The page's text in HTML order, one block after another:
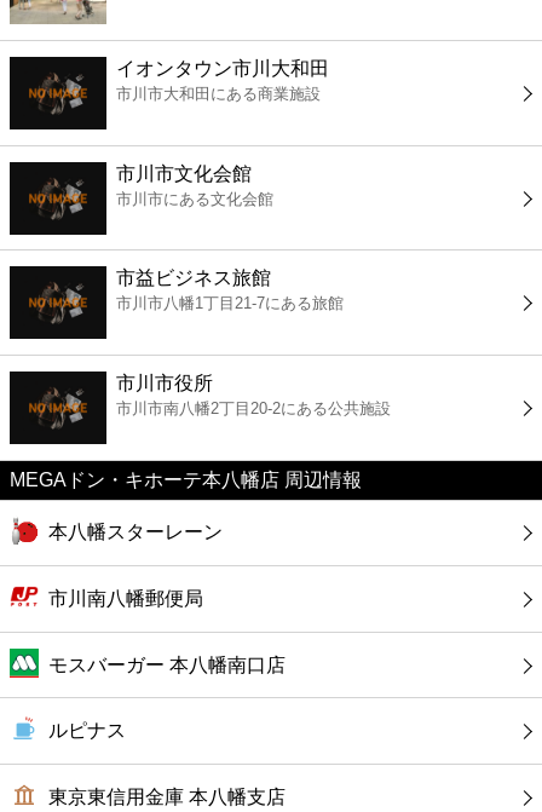
スーパー
エンタメ
レジャー
書店
ファミレス
ファーストフード
カフェ
ショッピング
銀行
病院
イオンタウン市川大和田
市川市大和田にある商業施設
市川市文化会館
市川市にある文化会館
市益ビジネス旅館
市川市八幡1丁目21-7にある旅館
市川市役所
市川市南八幡2丁目20-2にある公共施設
MEGAドン・キホーテ本八幡店 周辺情報
本八幡スターレーン
市川南八幡郵便局
モスバーガー 本八幡南口店
ルピナス
東京東信用金庫 本八幡支店